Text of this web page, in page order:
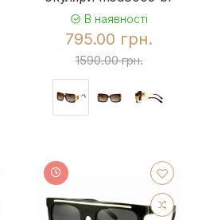
В наявності
795.00 грн.
1590.00 грн.